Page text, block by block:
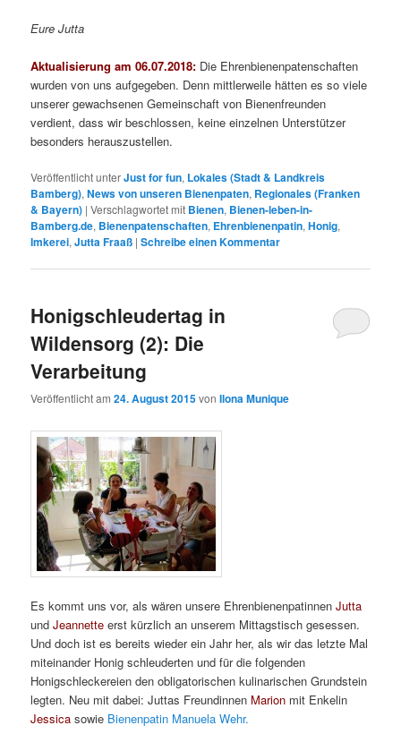
Eure Jutta
Aktualisierung am 06.07.2018: Die Ehrenbienenpatenschaften
wurden von uns aufgegeben. Denn mittlerweile hätten es so viele
unserer gewachsenen Gemeinschaft von Bienenfreunden
verdient, dass wir beschlossen, keine einzelnen Unterstützer
besonders herauszustellen.
Veröffentlicht unterJust for fun, Lokales (Stadt & Landkreis
Bamberg),News von unseren Bienenpaten, Regionales (Franken
& Bayern) |Verschlagwortet mit Bienen, Bienen-leben-in-
Bamberg.de, Bienenpatenschaften, Ehrenbienenpatin,Honig,
Imkerei,Jutta Fraaß |Schreibe einen Kommentar
Honigschleudertag in
Wildensorg (2): Die
Verarbeitung
Veröffentlicht am24. August 2015vonIlona Munique
Es kommt uns vor, als wären unsere EhrenbienenpatinnenJutta
undJeannette erst kürzlich an unserem Mittagstisch gesessen.
Und doch ist es bereits wieder ein Jahr her, als wir das letzte Mal
miteinander Honig schleuderten und für die folgenden
Honigschleckereien den obligatorischen kulinarischen Grundstein
legten. Neu mit dabei: Juttas Freundinnen Marion mit Enkelin
Jessica sowie Bienenpatin Manuela Wehr.